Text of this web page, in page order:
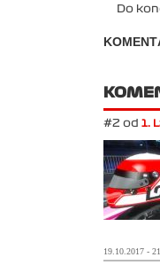
Do
#2 od 1.
19.10.2017 -